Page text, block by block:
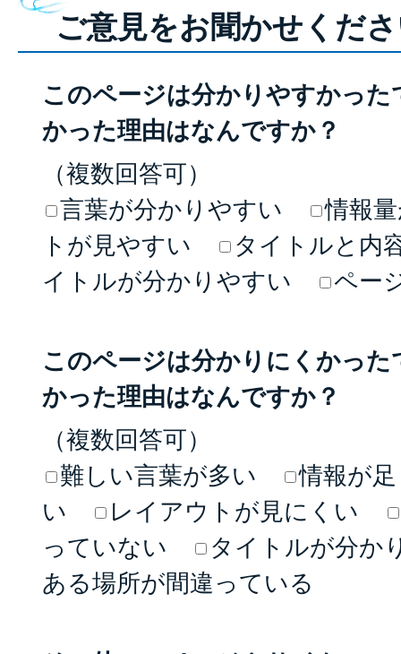
ご意見をお聞かせくだ
このページは分かりやすかっ
かった理由はなんですか？
（複数回答可）
言葉が分かりやすい
情報
トが見やすい
タイトルと内
イトルが分かりやすい
ペー
このページは分かりにくかっ
かった理由はなんですか？
（複数回答可）
難しい言葉が多い
情報が
い
レイアウトが見にくい
っていない
タイトルが分か
ある場所が間違っている